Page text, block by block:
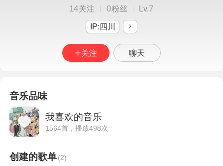
14关注 0粉丝 Lv.7
IP:四川
关注 聊天
音乐品味
我喜欢的音乐
1564首，播放498次
创建的歌单(2)